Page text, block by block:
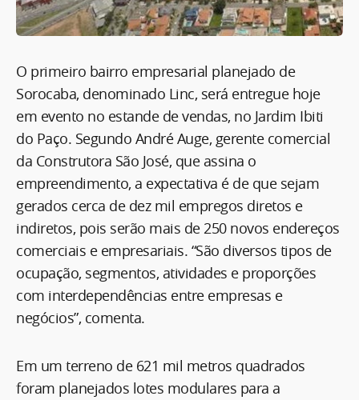
O primeiro bairro empresarial planejado de
Sorocaba, denominado Linc, será entregue hoje
em evento no estande de vendas, no Jardim Ibiti
do Paço. Segundo André Auge, gerente comercial
da Construtora São José, que assina o
empreendimento, a expectativa é de que sejam
gerados cerca de dez mil empregos diretos e
indiretos, pois serão mais de 250 novos endereços
comerciais e empresariais. “São diversos tipos de
ocupação, segmentos, atividades e proporções
com interdependências entre empresas e
negócios”, comenta.
Em um terreno de 621 mil metros quadrados
foram planejados lotes modulares para a